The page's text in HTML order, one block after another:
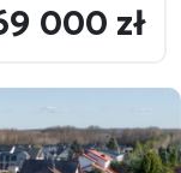
000 zł